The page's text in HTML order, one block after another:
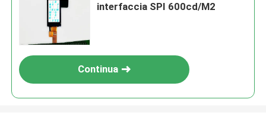
interfaccia SPI 600cd/M2
Continua